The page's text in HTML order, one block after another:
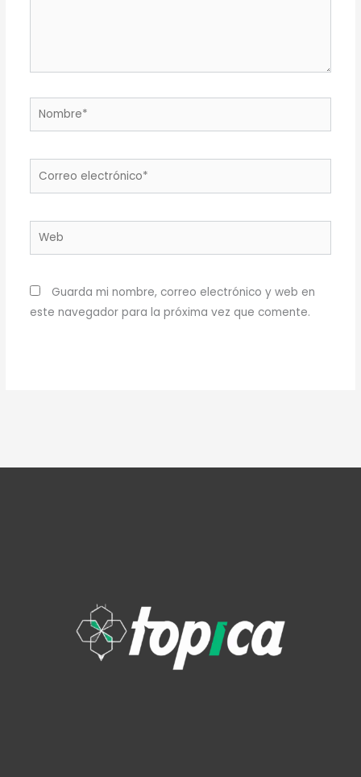
Nombre*
Correo
Web
Guarda mi nombre, correo electrónico y web en
este navegador para la próxima vez que comente.